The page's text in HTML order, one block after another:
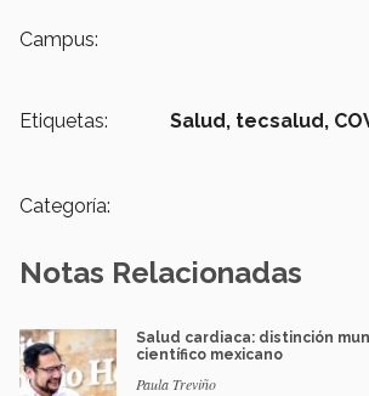
Campus:
Etiquetas: Salud, tecsalud,
Categoría:
Notas Relacionadas
Salud cardiaca: distinción
científico mexicano
Paula Treviño